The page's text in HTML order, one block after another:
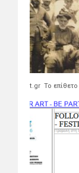
t.gr Το επίθετο